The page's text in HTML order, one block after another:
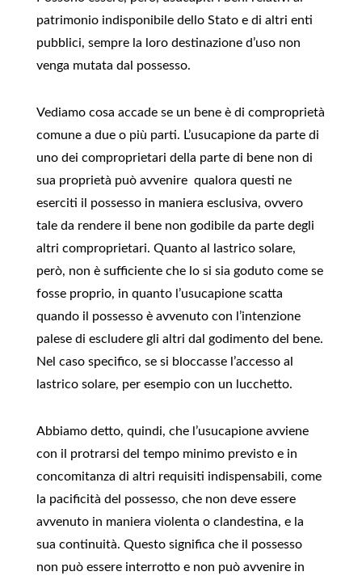
patrimonio indisponibile dello Stato e di altri enti
pubblici, sempre la loro destinazione d’uso non
venga mutata dal possesso.
Vediamo cosa accade se un bene è di comproprietà
comune a due o più parti. L’usucapione da parte di
uno dei comproprietari della parte di bene non di
sua proprietà può avvenire qualora questi ne
eserciti il possesso in maniera esclusiva, ovvero
tale da rendere il bene non godibile da parte degli
altri comproprietari. Quanto al lastrico solare,
però, non è sufficiente che lo si sia goduto come se
fosse proprio, in quanto l’usucapione scatta
quando il possesso è avvenuto con l’intenzione
palese di escludere gli altri dal godimento del bene.
Nel caso specifico, se si bloccasse l’accesso al
lastrico solare, per esempio con un lucchetto.
Abbiamo detto, quindi, che l’usucapione avviene
con il protrarsi del tempo minimo previsto e in
concomitanza di altri requisiti indispensabili, come
la pacificità del possesso, che non deve essere
avvenuto in maniera violenta o clandestina, e la
sua continuità. Questo significa che il possesso
non può essere interrotto e non può avvenire in